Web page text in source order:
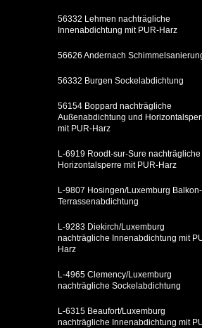
56332 Lehmen nachträgliche
Innenabdichtung mit PUR-Harz
56626 Andernach
56332 Burgen Sockelabdichtung
56154 Boppard nachträgliche
Außenabdichtung und
mit PUR-Harz
L-6919 Roodt-sur-Sure nachträgliche
Horizontalsperre mit PUR-Harz
L-9807 Hosingen/Luxemburg Balkon-
Terrassenabdichtung
L-9283 Diekirch/Luxemburg
nachträgliche Innenabdichtung mit
Harz
L-4965 Clemency/Luxemburg
nachträgliche Sockelabdichtung
L-6315 Beaufort/Luxemburg
nachträgliche Innenabdichtung mit